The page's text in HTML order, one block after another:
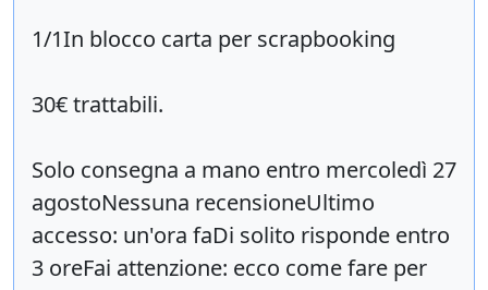
1/1In blocco carta per scrapbooking
30€ trattabili.
Solo consegna a mano entro mercoledì 27
agostoNessuna recensioneUltimo
accesso: un'ora faDi solito risponde entro
3 oreFai attenzione: ecco come fare per